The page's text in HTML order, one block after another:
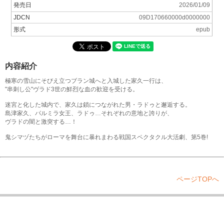
発売日
2026/01/09
JDCN
09D170660000d0000000
形式
epub
内容紹介
極寒の雪山にそびえ立つブラン城へと入城した家久一行は、
"串刺し公"ヴラド3世の鮮烈な血の歓迎を受ける。
迷宮と化した城内で、家久は鎖につながれた男・ラドゥと邂逅する。
島津家久、パルミラ女王、ラドゥ…それぞれの意地と誇りが、
ヴラドの闇と激突する…！
鬼シマヅたちがローマを舞台に暴れまわる戦国スペクタクル大活劇、第5巻!
ページTOPへ